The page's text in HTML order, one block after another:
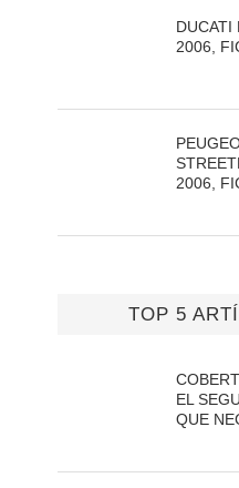
DUCATI
2006,
2006,
TOP 5
EL
QUE